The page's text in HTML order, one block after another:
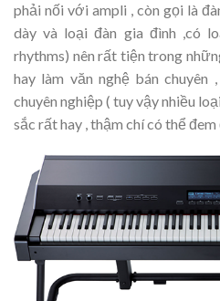
phải nối với ampli , còn gọi là
dày và loại đàn gia đình ,có
rhythms) nên rất tiện trong
hay làm văn nghệ bán chuyên
chuyên nghiệp ( tuy vậy nhiều
sắc rất hay , thậm chí có thể